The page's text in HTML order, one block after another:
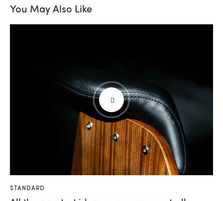
You May Also Like
STANDARD